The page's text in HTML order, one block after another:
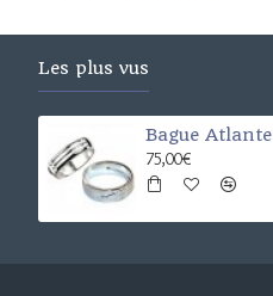
Les plus vus
Bague Atlante
75,00€